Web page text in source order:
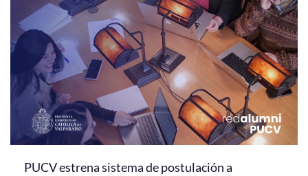
PUCV estrena sistema de postulación a